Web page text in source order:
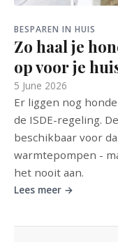
BESPAREN IN HUIS
Zo haal je
op voor je
5 June 2026
Er liggen nog
de ISDE-regeling.
beschikbaar voor
warmtepompen -
het nooit aan.
Lees meer →